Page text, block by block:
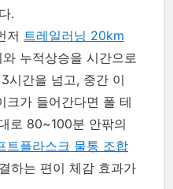
.
저 트레일러닝 20km
와 누적상승을 시간으로
시간을 넘고, 중간 이
크가 들어간다면 폴 테
로 80~100분 안팎의
트플라스크 물통 조합
하는 편이 체감 효과가